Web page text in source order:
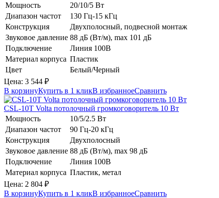
Мощность
20/10/5 Вт
Диапазон частот
130 Гц-15 кГц
Конструкция
Двухполосный, подвесной монтаж
Звуковое давление 88 дБ (Вт/м), max 101 дБ
Подключение
Линия 100В
Материал корпуса Пластик
Цвет
Белый/Черный
Цена: 3 544 ₽
В корзинуКупить в 1 кликВ избранноеСравнить
CSL-10T Volta потолочный громкоговоритель 10 Вт
Мощность
10/5/2.5 Вт
Диапазон частот
90 Гц-20 кГц
Конструкция
Двухполосный
Звуковое давление 88 дБ (Вт/м), max 98 дБ
Подключение
Линия 100В
Материал корпуса Пластик, метал
Цена: 2 804 ₽
В корзинуКупить в 1 кликВ избранноеСравнить